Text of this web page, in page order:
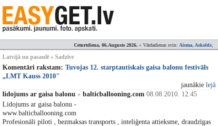
Ceturtdiena, 06.Augusts 2026. » Vārdadienas svin: Aisma, Askolds;
Latvijā un pasaulē » Sadzīve
Komentāri rakstam: Tuvojas 12. starptautiskais gaisa balonu festivāls
„LMT Kauss 2010"
jaunākie lejā
lidojums ar gaisa balonu » balticballooning.com 08.08.2010. 12:45
Lidojums ar gaisa balonu -
www.balticballooning.com
Profesionāli piloti , bezmaksas transports , inteliģenta attieksme, draudzīgas